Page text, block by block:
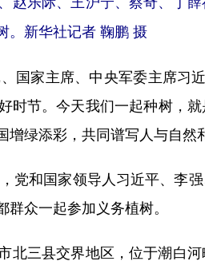
。新华社记者 鞠鹏 摄
主席、中央军委主席习近
时节。今天我们一起种树，
绿添彩，共同谱写人与自然
和国家领导人习近平、李强
众一起参加义务植树。
三县交界地区，位于潮白河